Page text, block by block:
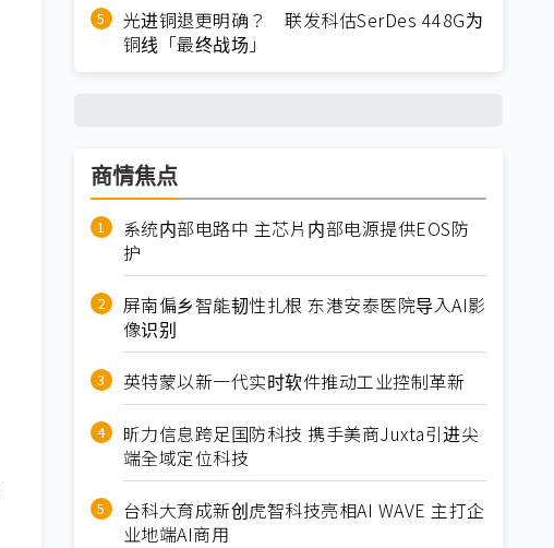
光进铜退更明确？ 联发科估SerDes 448G为
铜线「最终战场」
商情焦点
系统内部电路中 主芯片内部电源提供EOS防
护
屏南偏乡智能韧性扎根 东港安泰医院导入AI影
像识别
英特蒙以新一代实时软件推动工业控制革新
昕力信息跨足国防科技 携手美商Juxta引进尖
端全域定位科技
台科大育成新创虎智科技亮相AI WAVE 主打企
业地端AI商用